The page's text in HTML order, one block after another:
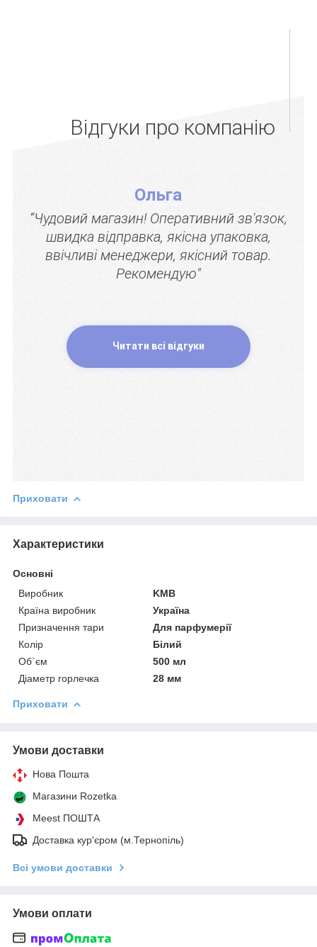
Відгуки про компанію
Ольга
“Чудовий магазин! Оперативний зв'язок,
швидка відправка, якісна упаковка,
ввічливі менеджери, якісний товар.
Рекомендую"
Читати всі відгуки
Приховати
Характеристики
Основні
Виробник
KMB
Країна виробник
Україна
Призначення тари
Для парфумерії
Колір
Білий
Об`єм
500 мл
Діаметр горлечка
28 мм
Приховати
Умови доставки
Нова Пошта
Магазини Rozetka
Meest ПОШТА
Доставка кур'єром (м.Тернопіль)
Всі умови доставки
Умови оплати